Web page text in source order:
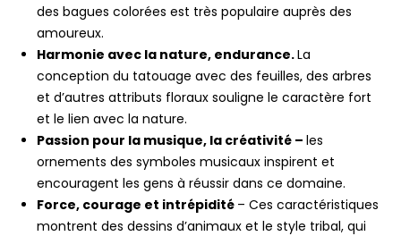
des bagues colorées est très populaire auprès des
amoureux.
Harmonie avec la nature, endurance.La
conception du tatouage avec des feuilles, des arbres
et d’autres attributs floraux souligne le caractère fort
et le lien avec la nature.
Passion pour la musique, la créativité – les
ornements des symboles musicaux inspirent et
encouragent les gens à réussir dans ce domaine.
Force, courage et intrépidité – Ces caractéristiques
montrent des dessins d’animaux et le style tribal, qui